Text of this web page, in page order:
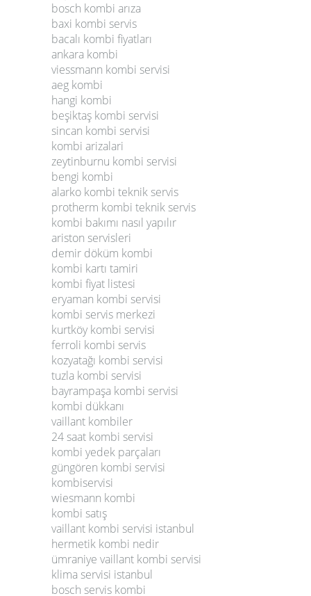
bosch kombi arıza
baxi kombi servis
bacalı kombi fiyatları
ankara kombi
viessmann kombi servisi
aeg kombi
hangi kombi
beşiktaş kombi servisi
sincan kombi servisi
kombi arizalari
zeytinburnu kombi servisi
bengi kombi
alarko kombi teknik servis
protherm kombi teknik servis
kombi bakımı nasıl yapılır
ariston servisleri
demir döküm kombi
kombi kartı tamiri
kombi fiyat listesi
eryaman kombi servisi
kombi servis merkezi
kurtköy kombi servisi
ferroli kombi servis
kozyatağı kombi servisi
tuzla kombi servisi
bayrampaşa kombi servisi
kombi dükkanı
vaillant kombiler
24 saat kombi servisi
kombi yedek parçaları
güngören kombi servisi
kombiservisi
wiesmann kombi
kombi satış
vaillant kombi servisi istanbul
hermetik kombi nedir
ümraniye vaillant kombi servisi
klima servisi istanbul
bosch servis kombi